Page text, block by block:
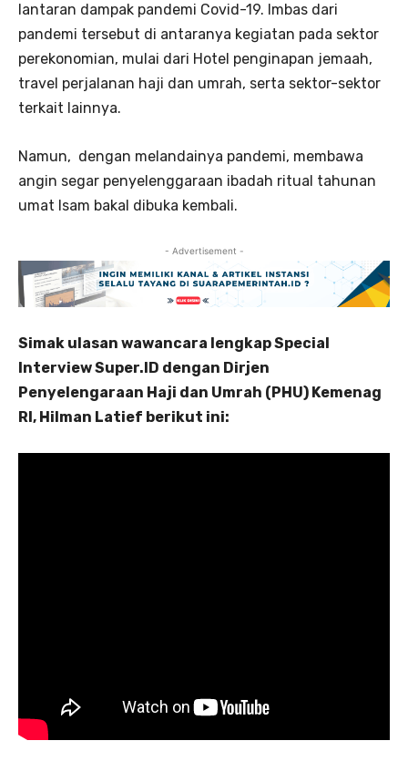
lantaran dampak pandemi Covid-19. Imbas dari
pandemi tersebut di antaranya kegiatan pada sektor
perekonomian, mulai dari Hotel penginapan jemaah,
travel perjalanan haji dan umrah, serta sektor-sektor
terkait lainnya.
Namun, dengan melandainya pandemi, membawa
angin segar penyelenggaraan ibadah ritual tahunan
umat Isam bakal dibuka kembali.
- Advertisement -
Simak ulasan wawancara lengkap Special
Interview Super.ID dengan Dirjen
Penyelengaraan Haji dan Umrah (PHU) Kemenag
RI, Hilman Latief berikut ini: